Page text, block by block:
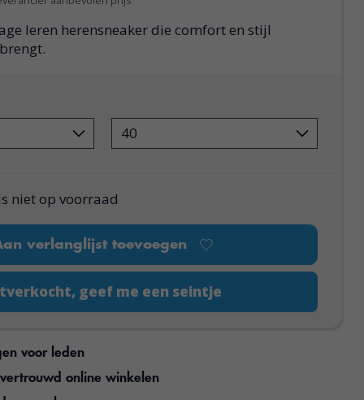
leren herensneaker die comfort en stijl
niet op voorraad
verlanglijst toevoegen
geef me een seintje
voor leden
online winkelen